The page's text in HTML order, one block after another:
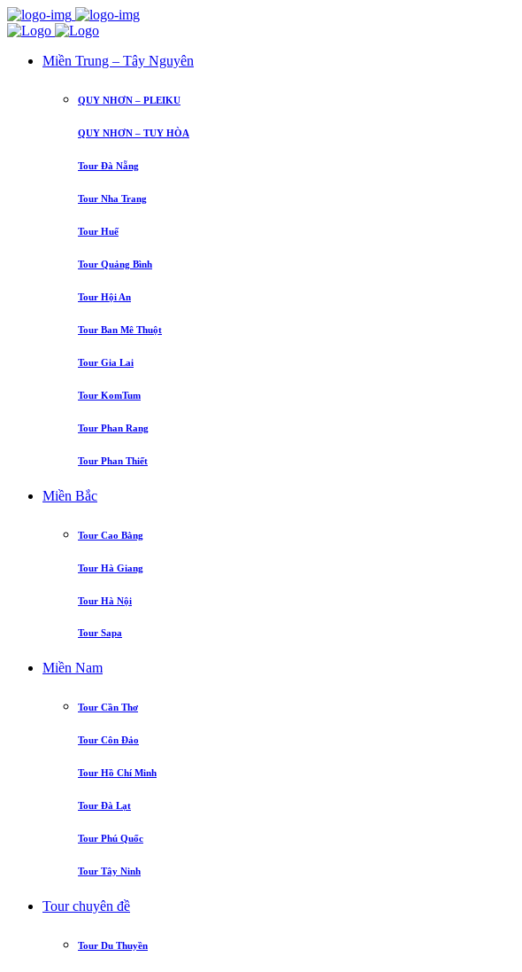
Miền Trung – Tây Nguyên
QUY NHƠN – PLEIKU
QUY NHƠN – TUY HÒA
Tour Đà Nẵng
Tour Nha Trang
Tour Huế
Tour Quảng Bình
Tour Hội An
Tour Ban Mê Thuột
Tour Gia Lai
Tour KomTum
Tour Phan Rang
Tour Phan Thiết
Miền Bắc
Tour Cao Bằng
Tour Hà Giang
Tour Hà Nội
Tour Sapa
Miền Nam
Tour Cần Thơ
Tour Côn Đảo
Tour Hồ Chí Minh
Tour Đà Lạt
Tour Phú Quốc
Tour Tây Ninh
Tour chuyên đề
Tour Du Thuyền